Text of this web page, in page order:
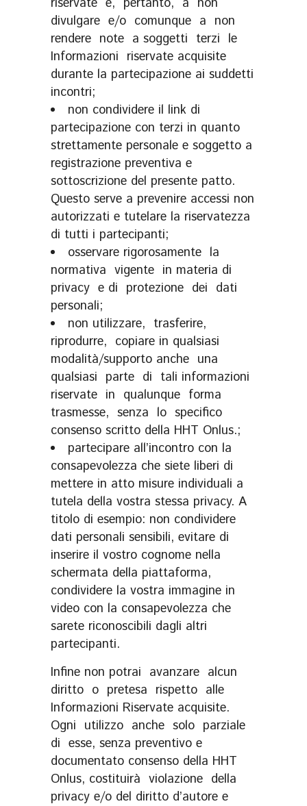
divulgare e/o comunque a non
rendere note a soggetti terzi le
Informazioni riservate acquisite
durante la partecipazione ai suddetti
incontri;
non condividere il link di
partecipazione con terzi in quanto
strettamente personale e soggetto a
registrazione preventiva e
sottoscrizione del presente patto.
Questo serve a prevenire accessi non
autorizzati e tutelare la riservatezza
di tutti i partecipanti;
osservare rigorosamente la
normativa vigente in materia di
privacy e di protezione dei dati
personali;
non utilizzare, trasferire,
riprodurre, copiare in qualsiasi
modalità/supporto anche una
qualsiasi parte di tali informazioni
riservate in qualunque forma
trasmesse, senza lo specifico
consenso scritto della HHT Onlus.;
partecipare all’incontro con la
consapevolezza che siete liberi di
mettere in atto misure individuali a
tutela della vostra stessa privacy. A
titolo di esempio: non condividere
dati personali sensibili, evitare di
inserire il vostro cognome nella
schermata della piattaforma,
condividere la vostra immagine in
video con la consapevolezza che
sarete riconoscibili dagli altri
partecipanti.
Infine non potrai avanzare alcun
diritto o pretesa rispetto alle
Informazioni Riservate acquisite.
Ogni utilizzo anche solo parziale
di esse, senza preventivo e
documentato consenso della HHT
Onlus, costituirà violazione della
privacy e/o del diritto d’autore e